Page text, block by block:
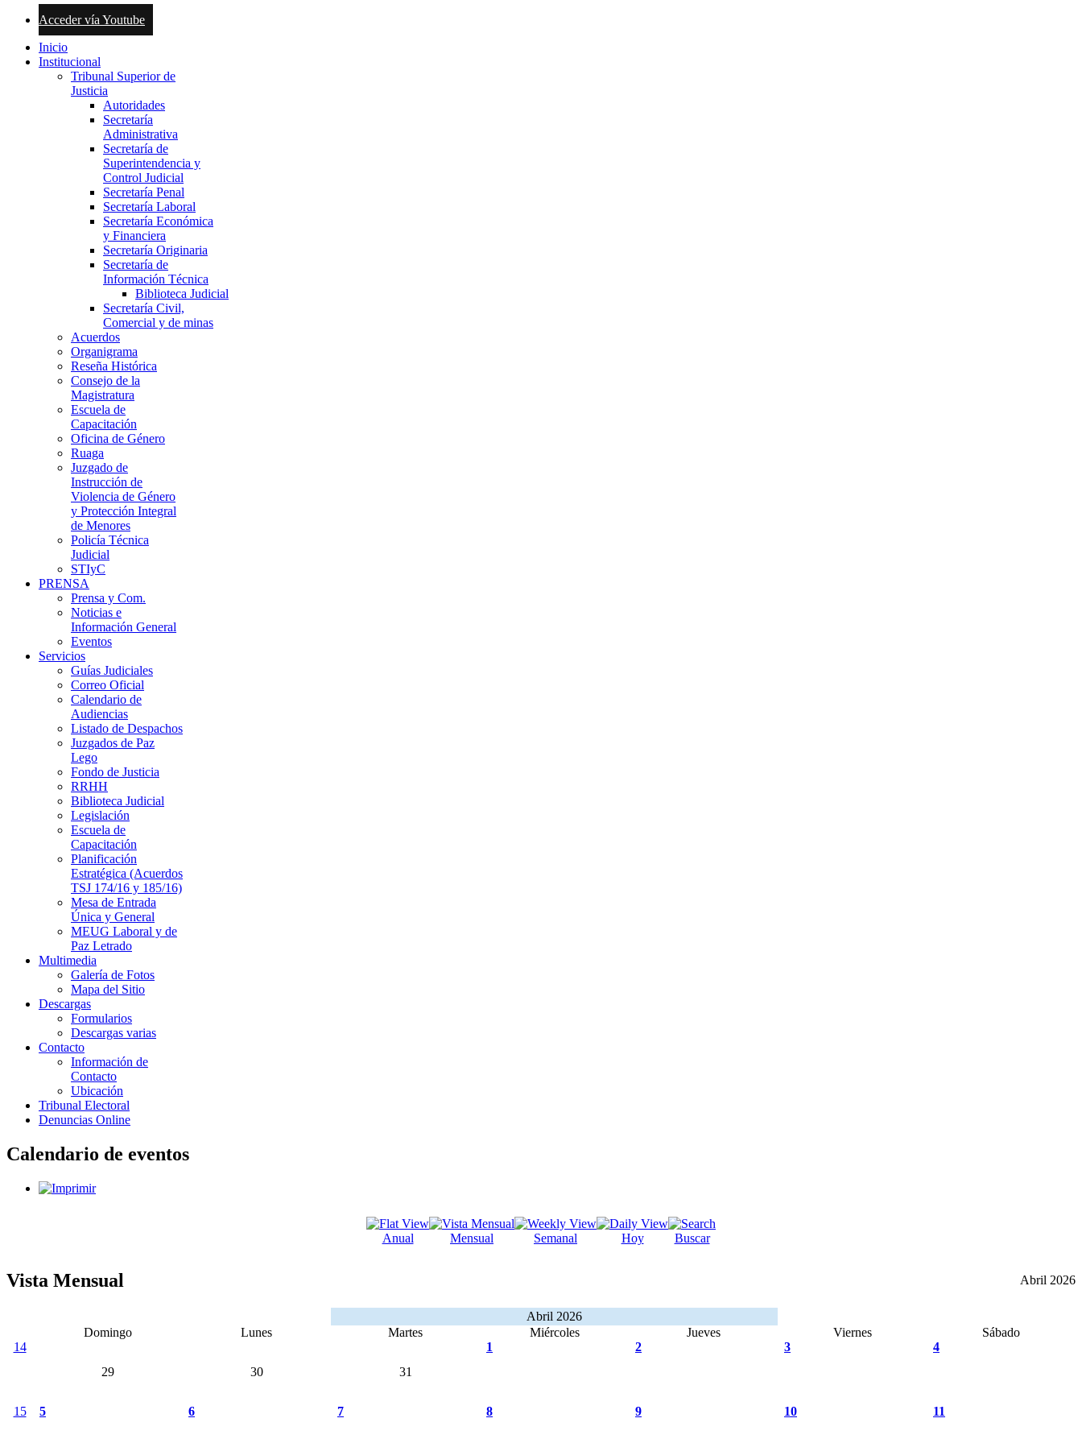
Acceder vía Youtube
Inicio
Institucional
Tribunal Superior de
Justicia
Autoridades
Secretaría
Administrativa
Secretaría de
Superintendencia y
Control Judicial
Secretaría Penal
Secretaría Laboral
Secretaría Económica
y Financiera
Secretaría Originaria
Secretaría de
Información Técnica
Biblioteca Judicial
Secretaría Civil,
Comercial y de minas
Acuerdos
Organigrama
Reseña Histórica
Consejo de la
Magistratura
Escuela de
Capacitación
Oficina de Género
Ruaga
Juzgado de
Instrucción de
Violencia de Género
y Protección Integral
de Menores
Policía Técnica
Judicial
STIyC
PRENSA
Prensa y Com.
Noticias e
Información General
Eventos
Servicios
Guías Judiciales
Correo Oficial
Calendario de
Audiencias
Listado de Despachos
Juzgados de Paz
Lego
Fondo de Justicia
RRHH
Biblioteca Judicial
Legislación
Escuela de
Capacitación
Planificación
Estratégica (Acuerdos
TSJ 174/16 y 185/16)
Mesa de Entrada
Única y General
MEUG Laboral y de
Paz Letrado
Multimedia
Galería de Fotos
Mapa del Sitio
Descargas
Formularios
Descargas varias
Contacto
Información de
Contacto
Ubicación
Tribunal Electoral
Denuncias Online
Calendario de eventos
Anual Mensual Semanal Hoy Buscar
Vista Mensual Abril 2026
Abril 2026
Domingo
Lunes Martes Miércoles Jueves Viernes
Sábado
14
29
30 31
1 2 3 4
15 5 6 7 8 9 10 11